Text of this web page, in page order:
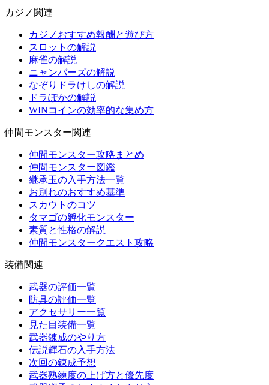
カジノ関連
カジノおすすめ報酬と遊び方
スロットの解説
麻雀の解説
ニャンバーズの解説
なぞりドラけしの解説
ドラぽかの解説
WINコインの効率的な集め方
仲間モンスター関連
仲間モンスター攻略まとめ
仲間モンスター図鑑
継承玉の入手方法一覧
お別れのおすすめ基準
スカウトのコツ
タマゴの孵化モンスター
素質と性格の解説
仲間モンスタークエスト攻略
装備関連
武器の評価一覧
防具の評価一覧
アクセサリー一覧
見た目装備一覧
武器錬成のやり方
伝説輝石の入手方法
次回の錬成予想
武器熟練度の上げ方と優先度